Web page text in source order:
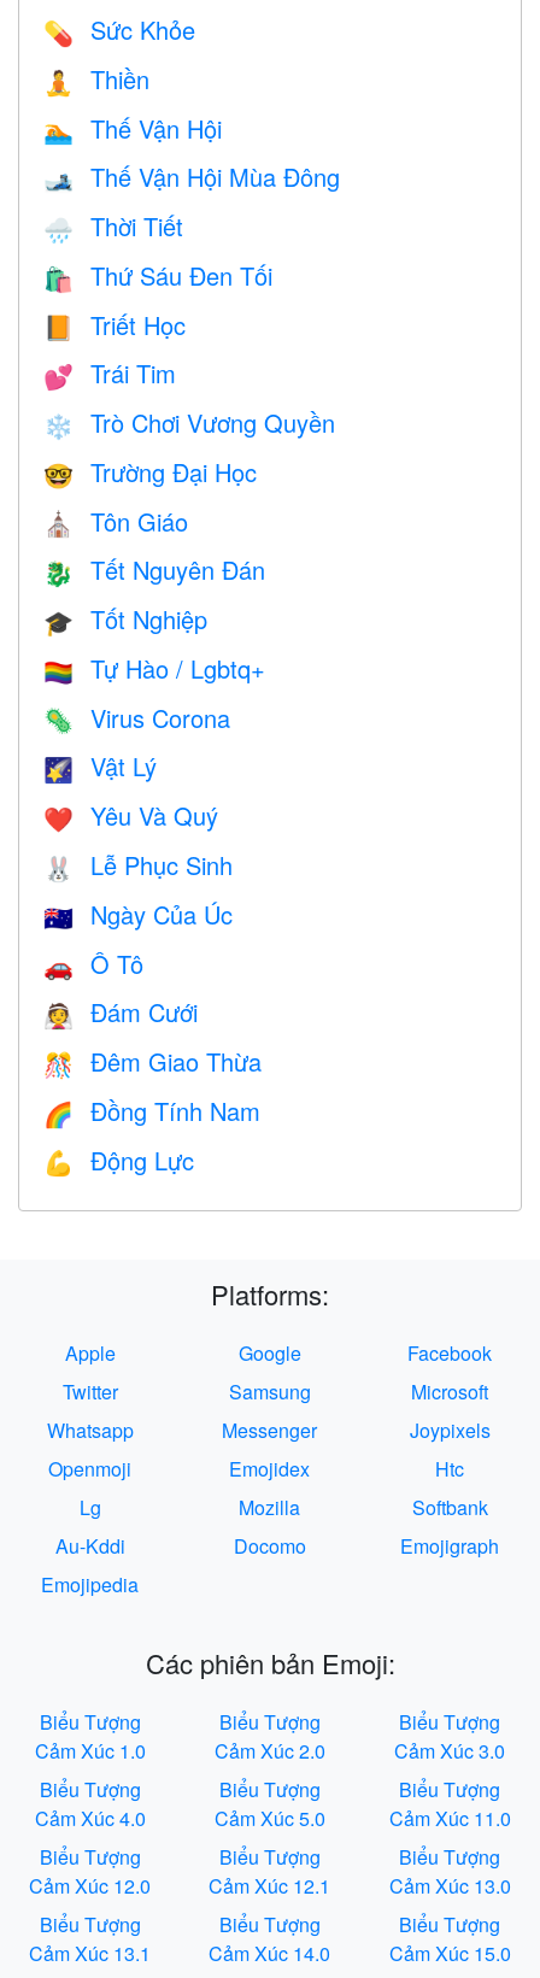
💊 Sức Khỏe
🧘 Thiền
🏊 Thế Vận Hội
🎿 Thế Vận Hội Mùa Đông
🌧 Thời Tiết
🛍 Thứ Sáu Đen Tối
📙 Triết Học
💕 Trái Tim
❄️ Trò Chơi Vương Quyền
🤓 Trường Đại Học
⛪️ Tôn Giáo
🐉 Tết Nguyên Đán
🎓 Tốt Nghiệp
🏳️‍🌈 Tự Hào / Lgbtq+
🦠 Virus Corona
🌠 Vật Lý
❤️️ Yêu Và Quý
🐰 Lễ Phục Sinh
🇦🇺 Ngày Của Úc
🚗 Ô Tô
👰 Đám Cưới
🎊 Đêm Giao Thừa
🌈 Đồng Tính Nam
💪 Động Lực
Platforms:
Apple Google
Facebook
Twitter
Samsung
Microsoft
Whatsapp
Messenger
Joypixels
Openmoji
Emojidex
Htc
Lg
Mozilla
Softbank
Au-Kddi
Docomo
Emojigraph
Emojipedia
Các phiên bản Emoji:
Biểu Tượng
Cảm Xúc 1.0
Biểu Tượng
Cảm Xúc 2.0
Biểu Tượng
Cảm Xúc 3.0
Biểu Tượng
Cảm Xúc 4.0
Biểu Tượng
Cảm Xúc 5.0
Biểu Tượng
Cảm Xúc 11.0
Biểu Tượng
Cảm Xúc 12.0
Biểu Tượng
Cảm Xúc 12.1
Biểu Tượng
Cảm Xúc 13.0
Biểu Tượng
Cảm Xúc 13.1
Biểu Tượng
Cảm Xúc 14.0
Biểu Tượng
Cảm Xúc 15.0